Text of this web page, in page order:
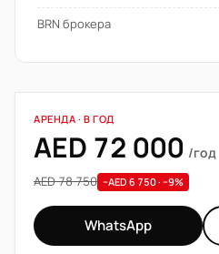
BRN брокера
АРЕНДА · В ГОД
AED 72 000 /год
AED 78 750 −AED 6 750 · −9%
WhatsApp